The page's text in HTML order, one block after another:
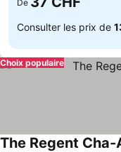
De
Consulter les prix de
Choix populaire
The Regent